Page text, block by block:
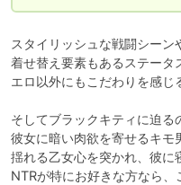
スタイリッシュな戦闘シーン
着せ替え要素もあるステータ
エロ以外にもこだわりを感じ
そしてブラックキティに迫る
彼女に暗い肉欲を寄せるキモ
揺れる乙女心を突かれ、彼に
NTRが特にお好きな方なら